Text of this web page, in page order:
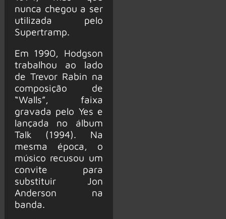
nunca chegou a ser
utilizada pelo
Supertramp.
Em 1990, Hodgson
trabalhou ao lado
de Trevor Rabin na
composição de
“Walls”, faixa
gravada pelo Yes e
lançada no álbum
Talk (1994). Na
mesma época, o
músico recusou um
convite para
substituir Jon
Anderson na
banda.